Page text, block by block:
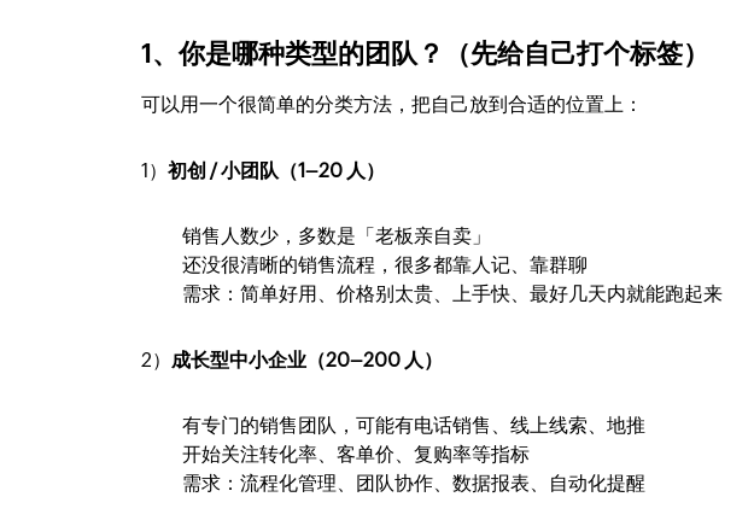
1、你是哪种类型的团队？（先给自己打个标签）
可以用一个很简单的分类方法，把自己放到合适的位置上：
1）初创 / 小团队（1–20 人）
销售人数少，多数是「老板亲自卖」
还没很清晰的销售流程，很多都靠人记、靠群聊
需求：简单好用、价格别太贵、上手快、最好几天内就能跑起来
2）成长型中小企业（20–200 人）
有专门的销售团队，可能有电话销售、线上线索、地推
开始关注转化率、客单价、复购率等指标
需求：流程化管理、团队协作、数据报表、自动化提醒